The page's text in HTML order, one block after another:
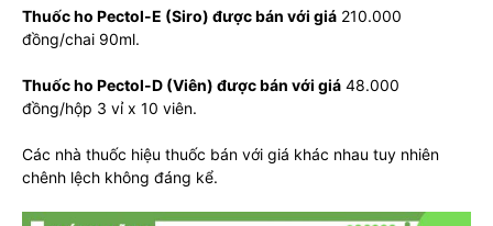
Thuốc ho Pectol-E (Siro) được bán với giá 210.000
đồng/chai 90ml.
Thuốc ho Pectol-D (Viên) được bán với giá 48.000
đồng/hộp 3 vỉ x 10 viên.
Các nhà thuốc hiệu thuốc bán với giá khác nhau tuy nhiên
chênh lệch không đáng kể.